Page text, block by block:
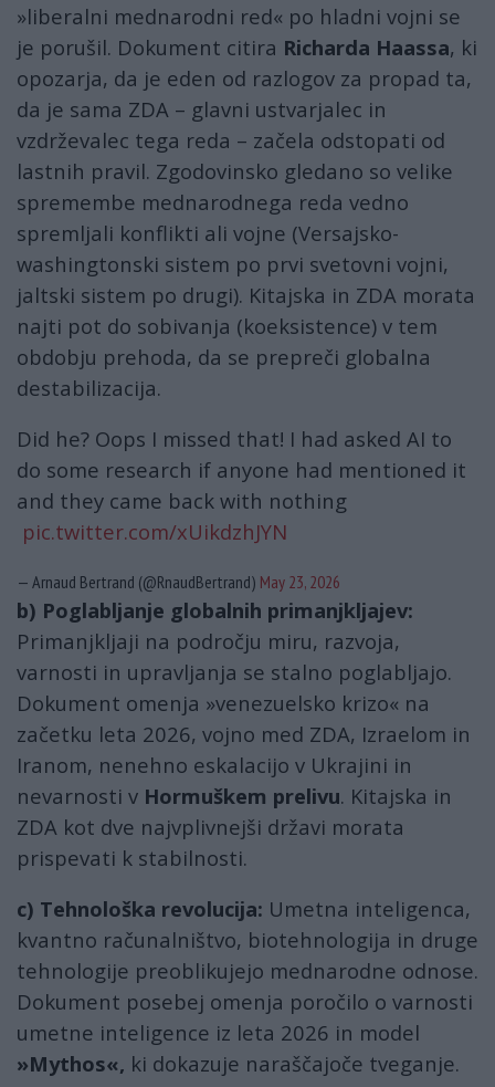
»liberalni mednarodni red« po hladni vojni se
je porušil. Dokument citira Richarda Haassa, ki
opozarja, da je eden od razlogov za propad ta,
da je sama ZDA – glavni ustvarjalec in
vzdrževalec tega reda – začela odstopati od
lastnih pravil. Zgodovinsko gledano so velike
spremembe mednarodnega reda vedno
spremljali konflikti ali vojne (Versajsko-
washingtonski sistem po prvi svetovni vojni,
jaltski sistem po drugi). Kitajska in ZDA morata
najti pot do sobivanja (koeksistence) v tem
obdobju prehoda, da se prepreči globalna
destabilizacija.
Did he? Oops I missed that! I had asked AI to
do some research if anyone had mentioned it
and they came back with nothing
pic.twitter.com/xUikdzhJYN
— Arnaud Bertrand (@RnaudBertrand) May 23, 2026
b) Poglabljanje globalnih primanjkljajev:
Primanjkljaji na področju miru, razvoja,
varnosti in upravljanja se stalno poglabljajo.
Dokument omenja »venezuelsko krizo« na
začetku leta 2026, vojno med ZDA, Izraelom in
Iranom, nenehno eskalacijo v Ukrajini in
nevarnosti v Hormuškem prelivu. Kitajska in
ZDA kot dve najvplivnejši državi morata
prispevati k stabilnosti.
c) Tehnološka revolucija: Umetna inteligenca,
kvantno računalništvo, biotehnologija in druge
tehnologije preoblikujejo mednarodne odnose.
Dokument posebej omenja poročilo o varnosti
umetne inteligence iz leta 2026 in model
»Mythos«, ki dokazuje naraščajoče tveganje.